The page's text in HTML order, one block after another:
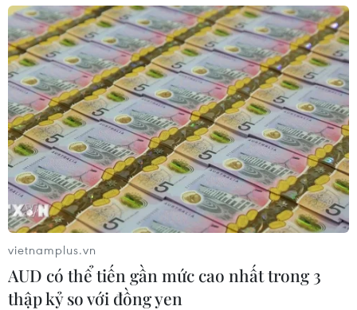
Iran cảnh báo hậu quả nếu Mỹ can dự trực
tiếp vào xung đột với Israel
19/06/2025 08:21
Quan chức ngoại giao Iran cảnh báo: "Khuyến nghị của
chúng tôi dành cho Mỹ là nếu không muốn ngăn chặn
hành động gây hấn của Israel thì ít nhất hãy đứng
ngoài.”
vietnamplus.vn
AUD có thể tiến gần mức cao nhất trong 3
thập kỷ so với đồng yen